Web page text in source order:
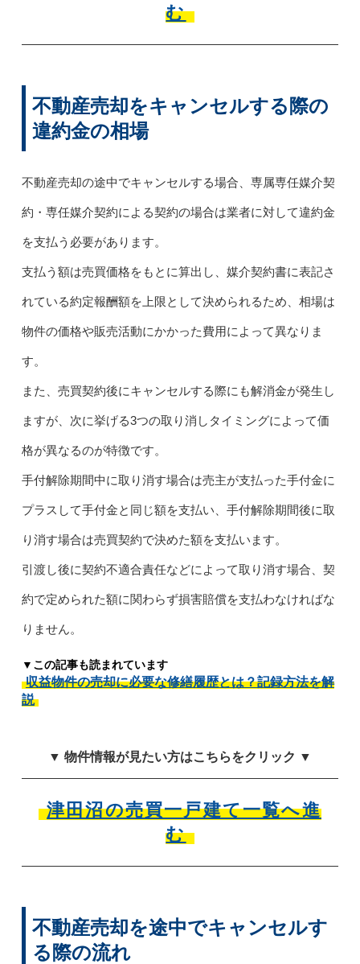
む
不動産売却をキャンセルする際の
違約金の相場
不動産売却の途中でキャンセルする場合、専属専任媒介契
約・専任媒介契約による契約の場合は業者に対して違約金
を支払う必要があります。
支払う額は売買価格をもとに算出し、媒介契約書に表記さ
れている約定報酬額を上限として決められるため、相場は
物件の価格や販売活動にかかった費用によって異なりま
す。
また、売買契約後にキャンセルする際にも解消金が発生し
ますが、次に挙げる3つの取り消しタイミングによって価
格が異なるのが特徴です。
手付解除期間中に取り消す場合は売主が支払った手付金に
プラスして手付金と同じ額を支払い、手付解除期間後に取
り消す場合は売買契約で決めた額を支払います。
引渡し後に契約不適合責任などによって取り消す場合、契
約で定められた額に関わらず損害賠償を支払わなければな
りません。
▼この記事も読まれています
収益物件の売却に必要な修繕履歴とは？記録方法を解
説
▼ 物件情報が見たい方はこちらをクリック ▼
津田沼の売買一戸建て一覧へ進
む
不動産売却を途中でキャンセルす
る際の流れ